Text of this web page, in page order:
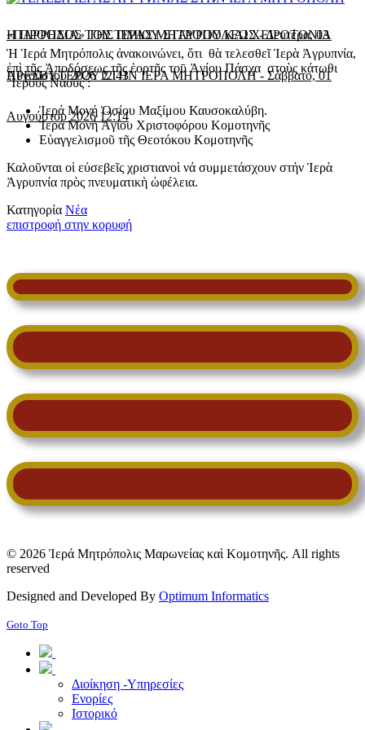
«ΠΑΡΡΗΣΙΑ» ΤΗΣ ΙΕΡΑΣ ΜΗΤΡΟΠΟΛΕΩΣ-Δευτέρα, 03
Αυγούστου 2026 12:43
Η ΠΡΟΟΔΟΣ ΤΟΥ ΤΙΜΙΟΥ ΣΤΑΥΡΟΥ ΚΑΙ ΧΕΙΡΟΤΟΝΙΑ
ΠΡΕΣΒΥΤΕΡΟΥ ΣΤΗΝ ΙΕΡΑ ΜΗΤΡΟΠΟΛΗ- Σάββατο, 01
Αυγούστου 2026 12:14
Ἡ Ἱερά Μητρόπολις ἀνακοινώνει, ὅτι θὰ τελεσθεῖ Ἱερὰ Ἀγρυπνία,
ἐπὶ τῇς Ἀποδόσεως τῆς ἑορτῇς τοῡ Ἁγίου Πάσχα στοὺς κάτωθι
Ἱερούς Ναούς :
Ἱερά Μονή Ὁσίου Μαξίμου Καυσοκαλύβη.
Ἱερά Μονή Ἁγίου Χριστοφόρου Κομοτηνῆς
Εὐαγγελισμοῦ τῆς Θεοτόκου Κομοτηνῆς
Καλοῦνται οἱ εὐσεβεῖς χριστιανοὶ νά συμμετά­σχουν στήν Ἱερὰ
Ἀγρυπνία πρὸς πνευματικὴ ὠφέλεια.
Κατηγορία Νέα
επιστροφή στην κορυφή
© 2026 Ἱερά Μητρόπολις Μαρωνείας καὶ Κομοτηνῆς. All rights
reserved
Designed and Developed By Optimum Informatics
Goto Top
Διοίκηση -Υπηρεσίες
Ενορίες
Ιστορικό